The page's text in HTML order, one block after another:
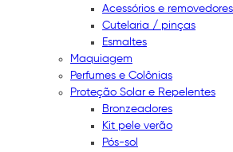
Acessórios e removedores
Cutelaria / pinças
Esmaltes
Maquiagem
Perfumes e Colônias
Proteção Solar e Repelentes
Bronzeadores
Kit pele verão
Pós-sol